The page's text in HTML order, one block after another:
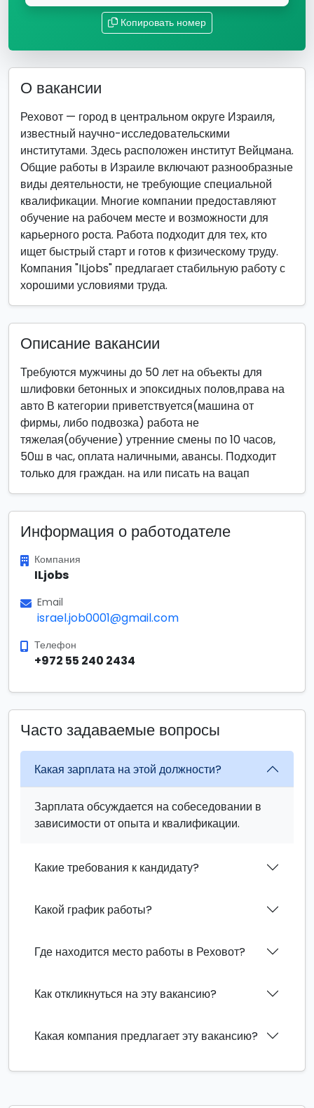
Копировать номер
О вакансии
Реховот — город в центральном округе Израиля,
известный научно-исследовательскими
институтами. Здесь расположен институт Вейцмана.
Общие работы в Израиле включают разнообразные
виды деятельности, не требующие специальной
квалификации. Многие компании предоставляют
обучение на рабочем месте и возможности для
карьерного роста. Работа подходит для тех, кто
ищет быстрый старт и готов к физическому труду.
Компания "ILjobs" предлагает стабильную работу с
хорошими условиями труда.
Описание вакансии
Требуются мужчины до 50 лет на объекты для
шлифовки бетонных и эпоксидных полов,права на
авто В категории приветствуется(машина от
фирмы, либо подвозка) работа не
тяжелая(обучение) утренние смены по 10 часов,
50ш в час, оплата наличными, авансы. Подходит
только для граждан. на или писать на вацап
Информация о работодателе
Компания
ILjobs
Email
israel.job0001@gmail.com
Телефон
+972 55 240 2434
Часто задаваемые вопросы
Какая зарплата на этой должности?
Зарплата обсуждается на собеседовании в
зависимости от опыта и квалификации.
Какие требования к кандидату?
Какой график работы?
Где находится место работы в Реховот?
Как откликнуться на эту вакансию?
Какая компания предлагает эту вакансию?